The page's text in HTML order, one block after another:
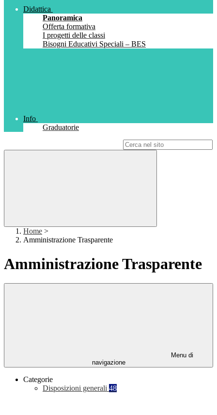
Didattica
Panoramica
Offerta formativa
I progetti delle classi
Bisogni Educativi Speciali – BES
Info
Graduatorie
Home >
Amministrazione Trasparente
Amministrazione Trasparente
Menu di
navigazione
Categorie
Disposizioni generali 48